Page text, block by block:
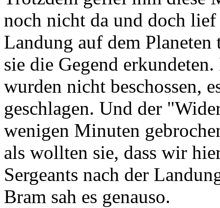
noch nicht da und doch
Landung auf dem
sie die Gegend
wurden nicht beschossen,
geschlagen. Und der
wenigen Minuten
als wollten sie, dass wir
Sergeants nach der
Bram sah es genauso.